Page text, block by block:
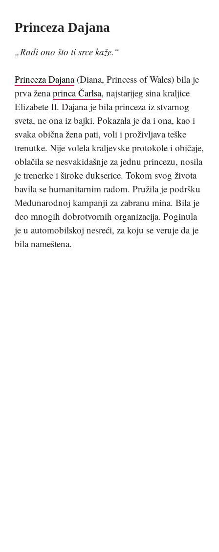
Princeza Dajana
„Radi ono što ti srce kaže.“
Princeza Dajana(Diana, Princess of Wales) bila je
prva ženaprinca Čarlsa, najstarijeg sina kraljice
Elizabete II. Dajana je bila princeza iz stvarnog
sveta, ne ona iz bajki. Pokazala je da i ona, kao i
svaka obična žena pati, voli i proživljava teške
trenutke. Nije volela kraljevske protokole i običaje,
oblačila se nesvakidašnje za jednu princezu, nosila
je trenerke i široke dukserice. Tokom svog života
bavila se humanitarnim radom. Pružila je podršku
Međunarodnoj kampanji za zabranu mina. Bila je
deo mnogih dobrotvornih organizacija. Poginula
je u automobilskoj nesreći, za koju se veruje da je
bila nameštena.